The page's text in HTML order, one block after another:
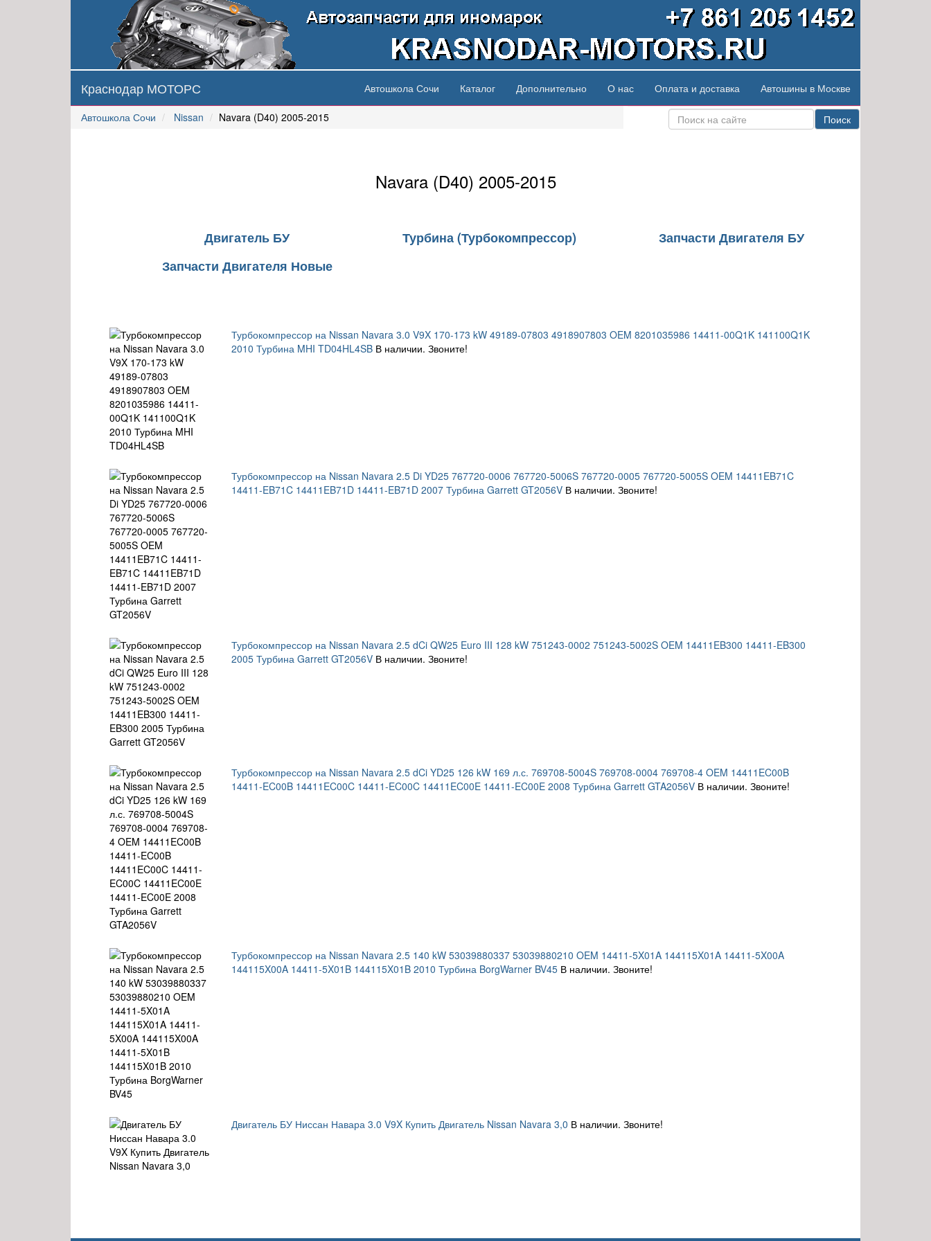
Краснодар МОТОРС Автошкола Сочи Каталог Дополнительно О нас Оплата и доставка Автошины в Москве
Автошкола Сочи Nissan Navara (D40) 2005-2015 Поиск
Navara (D40) 2005-2015
Двигатель БУ Турбина (Турбокомпрессор)
Запчасти Двигателя БУ
Запчасти Двигателя Новые
Турбокомпрессор на Nissan Navara 3.0 V9X 170-173 kW 49189-07803 4918907803 OEM 8201035986 14411-00Q1K 141100Q1K
2010 Турбина MHI TD04HL4SB В наличии. Звоните!
Турбокомпрессор на Nissan Navara 2.5 Di YD25 767720-0006 767720-5006S 767720-0005 767720-5005S OEM 14411EB71C
14411-EB71C 14411EB71D 14411-EB71D 2007 Турбина Garrett GT2056V В наличии. Звоните!
Турбокомпрессор на Nissan Navara 2.5 dCi QW25 Euro III 128 kW 751243-0002 751243-5002S OEM 14411EB300 14411-EB300
2005 Турбина Garrett GT2056V В наличии. Звоните!
Турбокомпрессор на Nissan Navara 2.5 dCi YD25 126 kW 169 л.с. 769708-5004S 769708-0004 769708-4 OEM 14411EC00B
14411-EC00B 14411EC00C 14411-EC00C 14411EC00E 14411-EC00E 2008 Турбина Garrett GTA2056V В наличии. Звоните!
Турбокомпрессор на Nissan Navara 2.5 140 kW 53039880337 53039880210 OEM 14411-5X01A 144115X01A 14411-5X00A
144115X00A 14411-5X01B 144115X01B 2010 Турбина BorgWarner BV45 В наличии. Звоните!
Двигатель БУ Ниссан Навара 3.0 V9X Купить Двигатель Nissan Navara 3,0 В наличии. Звоните!